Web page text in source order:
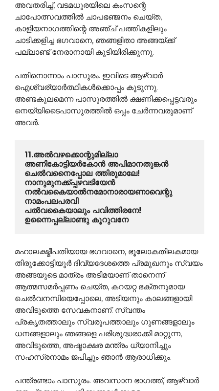
അവതരിച്ച്, വടമധുരയിലെ കംസന്റെ
ചാപോത്സവത്തില്‍ ചാപഭഞ്ജനം ചെയ്ത,
കാളിയനാഗത്തിന്റെ അഞ്ച് പത്തികളിലും
ചാടിക്കളിച്ച ഭഗവാനെ, ഞങ്ങളിതാ അങ്ങയ്ക്ക്
പല്ലാണ്ട് നേരാനായി കൂടിയിരിക്കുന്നു.
പതിനൊന്നാം പാസുരം. ഇവിടെ ആഴ്വാര്‍
ഐശ്വര്യാര്‍ത്ഥികള്‍ക്കൊപ്പം കൂടുന്നു.
അണ്ടകുലമെന്ന പാസുരത്തില്‍ ക്ഷണിക്കപ്പെട്ടവരും
നെയ്യിടൈപാസുരത്തില്‍ ഒപ്പം ചേര്‍ന്നവരുമാണ്
അവര്‍.
11.അല്‍വഴക്കൊന്റുമില്ലാ
അണികോട്ടിയര്‍കോന്‍ അപിമാനതുങ്കന്‍
ചെല്‍വനൈപ്പോല ത്തിരുമാലേ!
നാനുമുനക്ക്പ്പഴവടിയേന്‍
നല്‍‍വകൈയാല്‍നമോനാരായണാവെന്റു
നാമംപലപരവി
പല്‍വകൈയാലും പവിത്തിരനേ!
ഉന്നൈപ്പല്ലാണ്ടു കൂറുവനേ
മഹാലക്ഷ്മീപതിയായ ഭഗവാനെ, ഭൂലോകതിലകമായ
തിരുക്കോട്ടിയൂര്‍ ദിവ്യദേശത്തെ പ്രമുഖനും സ്വയം
അങ്ങയുടെ മാത്രം അടിമയാണ് താനെന്ന്
ആത്മസമര്‍പ്പണം ചെയ്ത, കറയറ്റ ഭക്തനുമായ
ചെല്‍വനമ്പിയെപ്പോലെ, അടിയനും കാലങ്ങളായി
അവിടുത്തെ സേവകനാണ്. സ്വന്തം
പ്രകൃതത്താലും സ്വരൂപത്താലും ഗുണങ്ങളാലും
ധനങ്ങളാലും ഞങ്ങളെ പരിശുദ്ധരാക്കി മാറ്റുന്ന,
അവിടുത്തെ, അഷ്ടാക്ഷര മന്ത്രം ധ്യാനിച്ചും
സഹസ്രനാമം ജപിച്ചും ഞാന്‍ ആരാധിക്കും.
പന്ത്രണ്ടാം പാസുരം. അവസാന ഭാഗത്ത്, ആഴ്വാര്‍